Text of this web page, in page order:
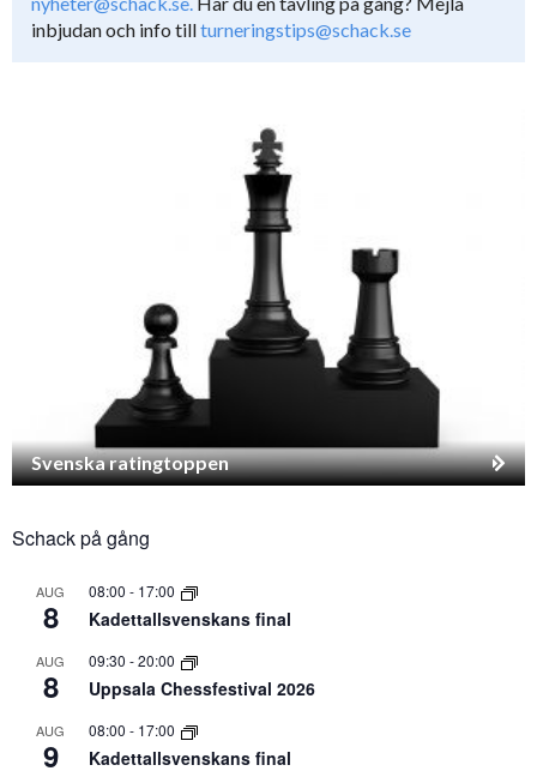
inbjudan och info tillturneringstips@schack.se
Svenska ratingtoppen
Schack på gång
AUG
8
08:00 - 17:00
Kadettallsvenskans final
AUG
8
09:30 -20:00
Uppsala Chessfestival 2026
AUG
9
08:00 - 17:00
Kadettallsvenskans final